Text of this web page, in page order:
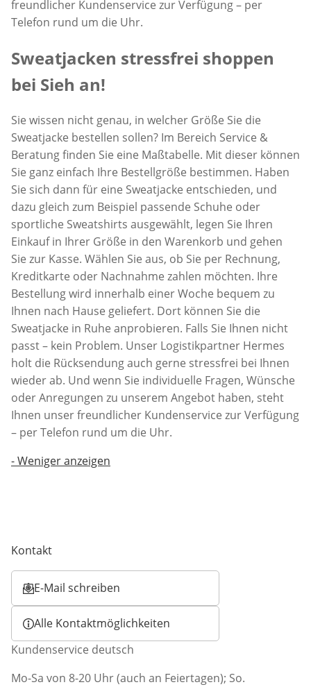
freundlicher Kundenservice zur Verfügung – per
Telefon rund um die Uhr.
Sweatjacken stressfrei shoppen
bei Sieh an!
Sie wissen nicht genau, in welcher Größe Sie die
Sweatjacke bestellen sollen? Im Bereich Service &
Beratung finden Sie eine Maßtabelle. Mit dieser können
Sie ganz einfach Ihre Bestellgröße bestimmen. Haben
Sie sich dann für eine Sweatjacke entschieden, und
dazu gleich zum Beispiel passende Schuhe oder
sportliche Sweatshirts ausgewählt, legen Sie Ihren
Einkauf in Ihrer Größe in den Warenkorb und gehen
Sie zur Kasse. Wählen Sie aus, ob Sie per Rechnung,
Kreditkarte oder Nachnahme zahlen möchten. Ihre
Bestellung wird innerhalb einer Woche bequem zu
Ihnen nach Hause geliefert. Dort können Sie die
Sweatjacke in Ruhe anprobieren. Falls Sie Ihnen nicht
passt – kein Problem. Unser Logistikpartner Hermes
holt die Rücksendung auch gerne stressfrei bei Ihnen
wieder ab. Und wenn Sie individuelle Fragen, Wünsche
oder Anregungen zu unserem Angebot haben, steht
Ihnen unser freundlicher Kundenservice zur Verfügung
– per Telefon rund um die Uhr.
-Weniger anzeigen
Kontakt
E-Mail schreiben
Öffnet E-Mail-Client
Alle Kontaktmöglichkeiten
Kundenservice deutsch
Mo-Sa von 8-20 Uhr (auch an Feiertagen); So.